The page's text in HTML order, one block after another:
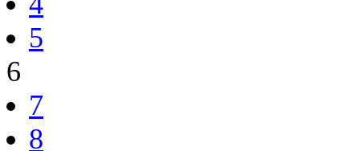
5
6
7
8